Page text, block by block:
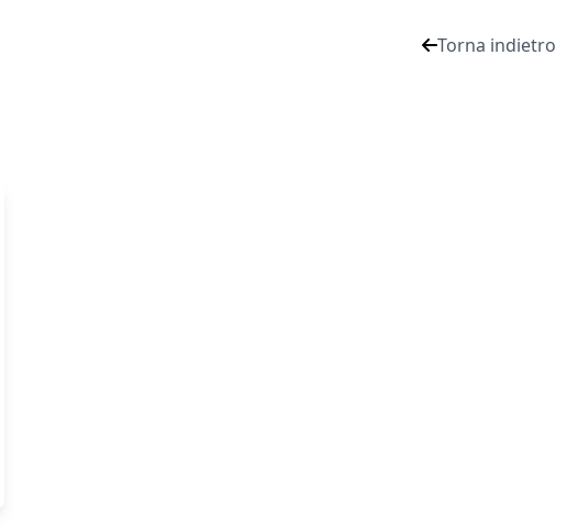
Torna indietro